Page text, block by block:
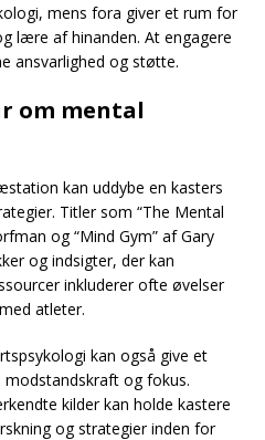
mens fora giver et rum for
lære af hinanden. At engagere
ansvarlighed og støtte.
om mental
kan uddybe en kasters
Titler som “The Mental
og “Mind Gym” af Gary
og indsigter, der kan
inkluderer ofte øvelser
atleter.
kan også give et
og fokus.
kilder kan holde kastere
og strategier inden for